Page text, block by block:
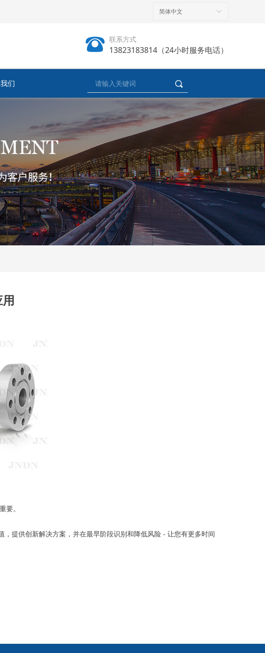
们 끠
联系方式
13823183814（24小时服务电话）
뀰
ꀅ
简体中文
要。
提供创新解决方案，并在最早阶段识别和降低风险 - 让您有更多时间